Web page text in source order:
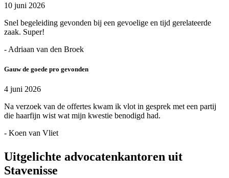
10 juni 2026
Snel begeleiding gevonden bij een gevoelige en tijd gerelateerde
zaak. Super!
- Adriaan van den Broek
Gauw de goede pro gevonden
4 juni 2026
Na verzoek van de offertes kwam ik vlot in gesprek met een partij
die haarfijn wist wat mijn kwestie benodigd had.
- Koen van Vliet
Uitgelichte advocatenkantoren uit
Stavenisse